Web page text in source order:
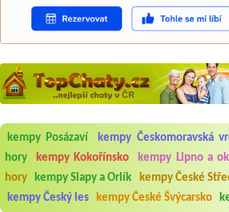
kempy Posázaví kempy Českomoravská
hory
kempy Kokořínsko kempy Lipno a
hory
kempy Slapy a Orlík kempy České
kempy Český les kempy České Švýcarsko
Aneta Melicharová ***
Byli jsme zde v týdnu od 25.7. do 1.8. 2026.
V umývárně i na WC bylo vždy čisto,
množství návštěvníků není samozřejmost. V
restaurace, kebab a další občerstvení. Co nás
celodenní hluk z repráků u stanů a absolutní